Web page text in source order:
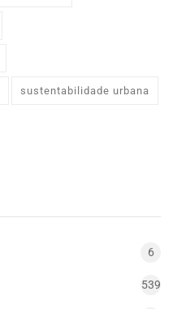
sustentabilidade urbana
6
539